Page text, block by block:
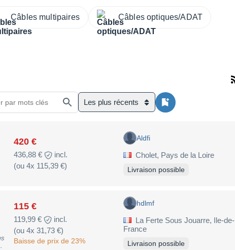
Câbles multipaires Câbles optiques/ADAT
Les plus récents
420 €
436,88 €
incl.
(ou 4x 115,39 €)
Aldfi
Cholet, Pays de la Loire
Livraison possible
115 €
119,99 €
incl.
(ou 4x 31,73 €)
Baisse de prix de 23%
hdlmf
La Ferte Sous Jouarre, Ile-de-
France
Livraison possible